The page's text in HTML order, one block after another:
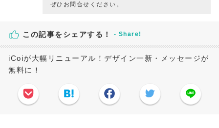
ぜひお問合せください。
この記事をシェアする！
iCoiが大幅リニューアル！デザイン一新・メッセージが
無料に！